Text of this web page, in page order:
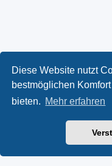
Diese Website nutzt
bestmöglichen
bieten. Mehr erfahren